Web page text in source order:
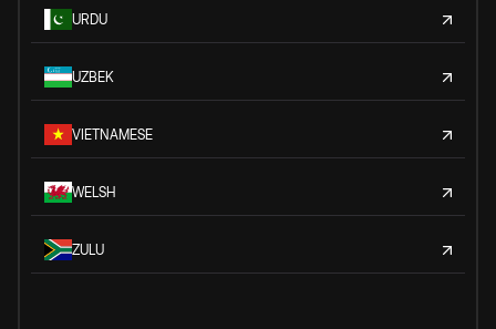
URDU
UZBEK
VIETNAMESE
WELSH
ZULU